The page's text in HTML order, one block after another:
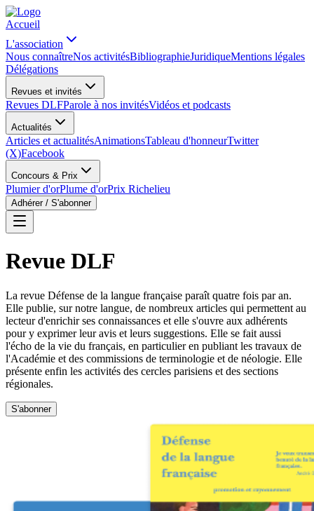
Accueil
L'association
Nous connaîtreNos activitésBibliographieJuridiqueMentions légales
Délégations
Revues et invités
Revues DLFParole à nos invitésVidéos et podcasts
Actualités
Articles et actualitésAnimationsTableau d'honneurTwitter
(X)Facebook
Concours & Prix
Plumier d'orPlume d'orPrix Richelieu
Adhérer / S'abonner
Revue DLF
La revue Défense de la langue française paraît quatre fois par an.
Elle publie, sur notre langue, de nombreux articles qui permettent au
lecteur d'enrichir ses connaissances et elle s'ouvre aux adhérents
pour y exprimer leur avis et leurs suggestions. Elle se fait aussi
l'écho de la vie du français, en particulier en publiant les travaux de
l'Académie et des commissions de terminologie et de néologie. Elle
présente enfin les activités des cercles parisiens et des sections
régionales.
S'abonner